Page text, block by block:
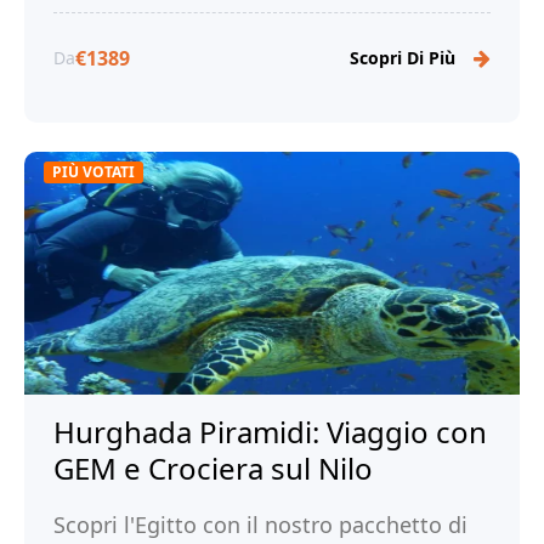
Da€1389 Scopri Di Più
PIÙ VOTATI
Hurghada Piramidi: Viaggio con
GEM e Crociera sul Nilo
Scopri l'Egitto con il nostro pacchetto di